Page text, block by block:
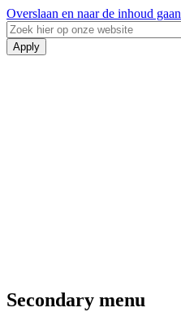
Overslaan en naar de inhoud gaan
Secondary menu